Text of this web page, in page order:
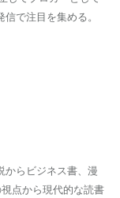
で注目を集める。
からビジネス書、漫
点から現代的な読書